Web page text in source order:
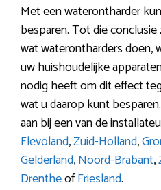
Met een waterontharder
besparen. Tot die
wat waterontharders doen,
uw huishoudelijke
nodig heeft om dit effect
wat u daarop kunt
aan bij een van de
Flevoland,Zuid-Holland,
Gelderland,Noord-Brabant,
DrentheofFriesland.